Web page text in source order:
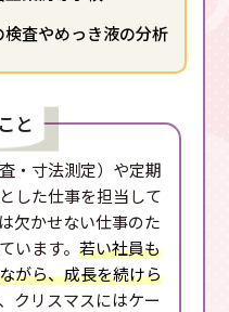
検査やめっき液の分析
と
・寸法測定）や定期
した仕事を担当して
欠かせない仕事のた
います。若い社員も
がら、成長を続けら
クリスマスにはケー